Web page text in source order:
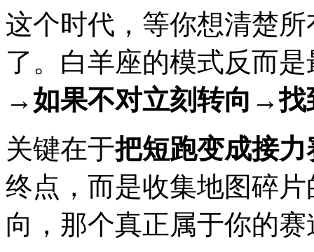
这个时代，等你想清楚
了。白羊座的模式反而
→如果不对立刻转向→找
关键在于把短跑变成接力
终点，而是收集地图碎
向，那个真正属于你的